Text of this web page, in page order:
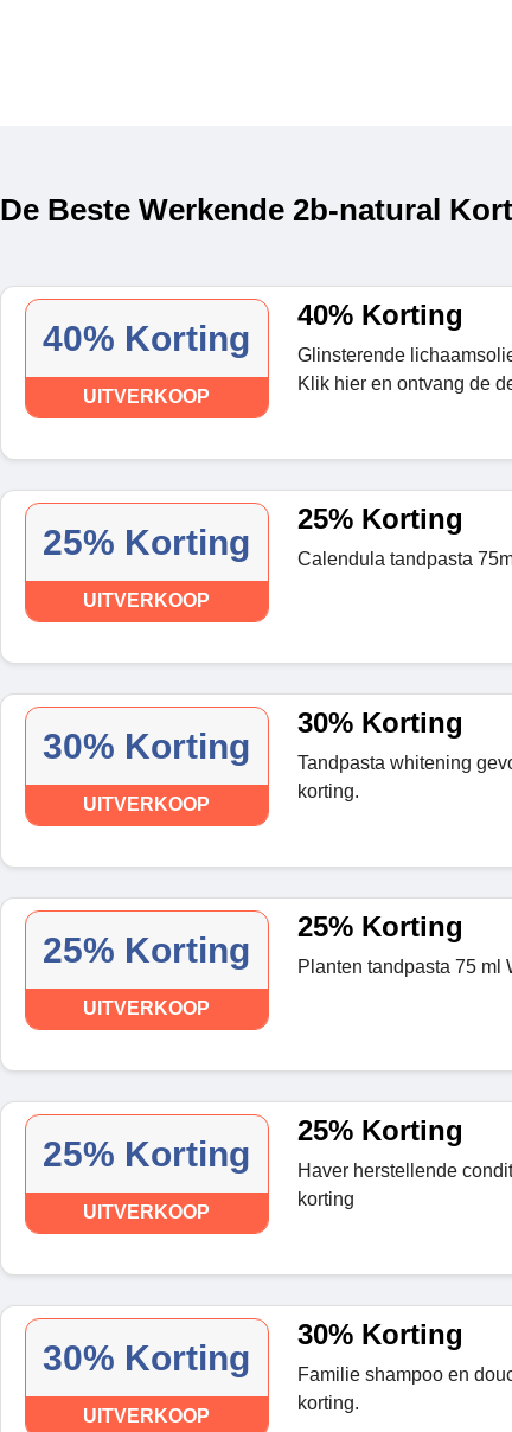
De Beste Werkende 2b-natural
40% Korting
UITVERKOOP
40% Korting
Glinsterende
Klik hier en ontvang de
25% Korting
UITVERKOOP
25% Korting
Calendula tandpasta
30% Korting
UITVERKOOP
30% Korting
Tandpasta whitening
korting.
25% Korting
UITVERKOOP
25% Korting
Planten tandpasta 75 ml
25% Korting
UITVERKOOP
25% Korting
Haver herstellende
korting
30% Korting
UITVERKOOP
30% Korting
Familie shampoo en
korting.